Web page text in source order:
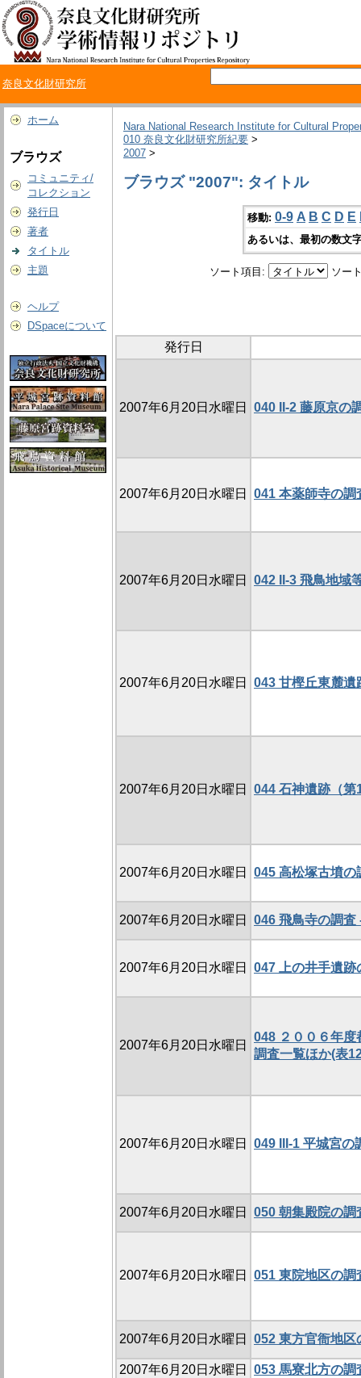
奈良文化財研究所
ホーム
ブラウズ
コミュニティ/
コレクション
発行日
著者
タイトル
主題
ヘルプ
DSpaceについて
Nara National Research Institute for Cultural
010 奈良文化財研究所紀要 >
2007 >
ブラウズ "2007": タイトル
移動: 0-9 A B C D E
あるいは、最初の数文
ソート項目: ソー
発行日
2007年6月20日水曜日 040 II-2 藤原京の
2007年6月20日水曜日 041 本薬師寺の調
2007年6月20日水曜日 042 II-3 飛鳥地域
2007年6月20日水曜日 043 甘樫丘東麓遺
2007年6月20日水曜日 044 石神遺跡（
2007年6月20日水曜日 045 高松塚古墳の
2007年6月20日水曜日 046 飛鳥寺の調査
2007年6月20日水曜日 047 上の井手遺跡
2007年6月20日水曜日
048 ２００６年度
調査一覧ほか(表
2007年6月20日水曜日 049 III-1 平城宮の
2007年6月20日水曜日 050 朝集殿院の調
2007年6月20日水曜日 051 東院地区の調
2007年6月20日水曜日 052 東方官衙地区
2007年6月20日水曜日 053 馬寮北方の調